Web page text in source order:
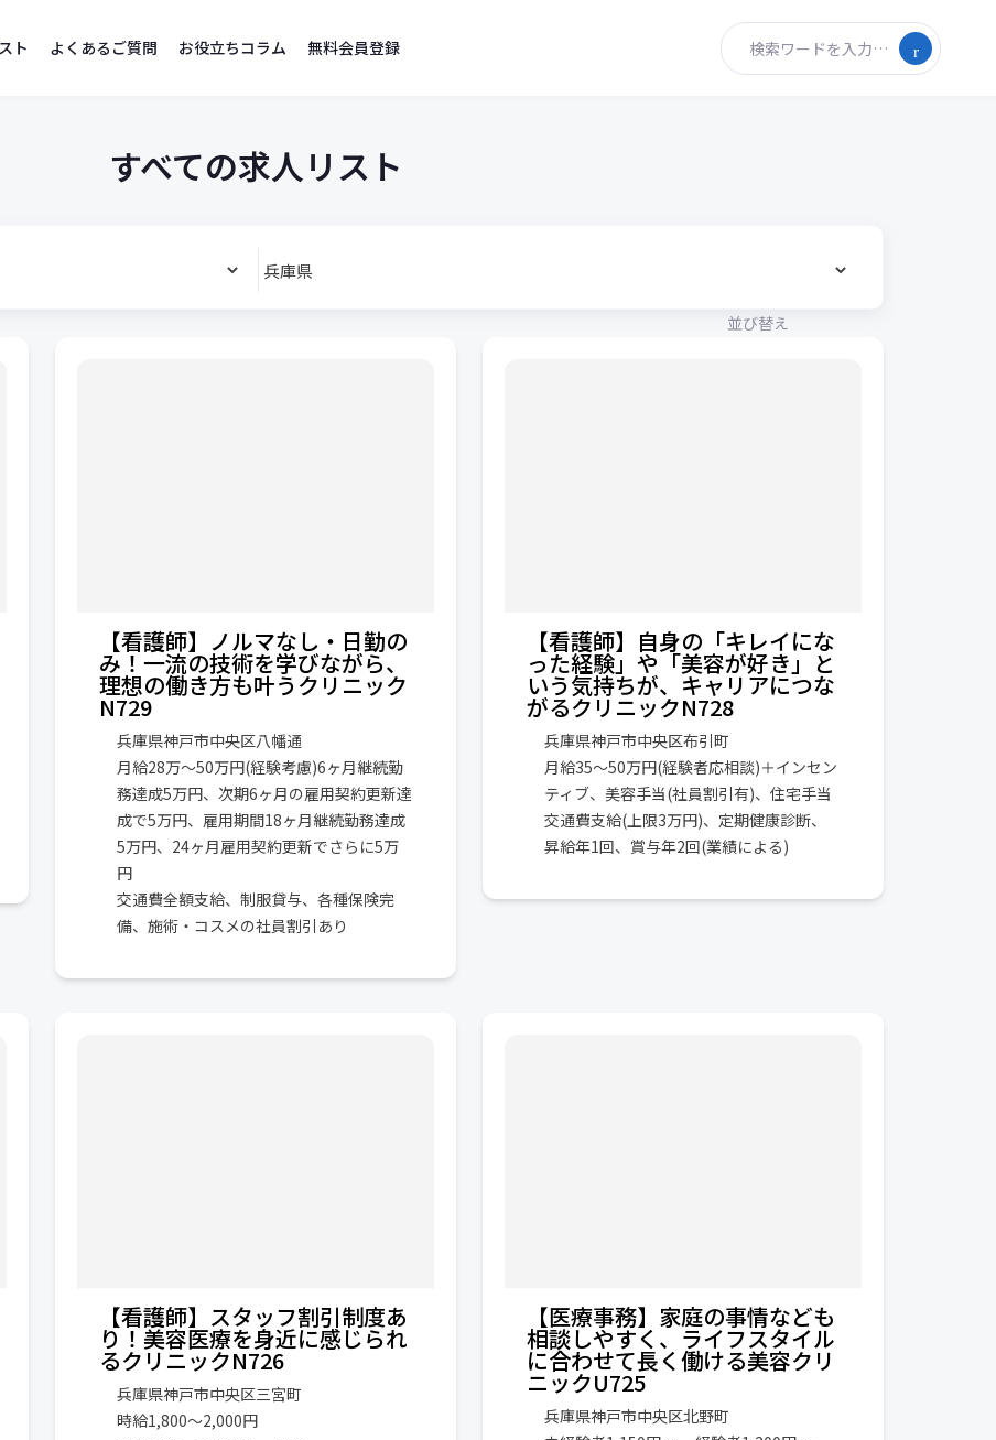
ト よくあるご質問 お役立ちコラム 無料会員登録 検索ワードを入力…
すべての求人リスト
並び替え
【看護師】ノルマなし・日勤の
み！一流の技術を学びながら、
理想の働き方も叶うクリニック
N729
兵庫県神戸市中央区八幡通
月給28万〜50万円(経験考慮)6ヶ月継続勤
務達成5万円、次期6ヶ月の雇用契約更新達
成で5万円、雇用期間18ヶ月継続勤務達成
5万円、24ヶ月雇用契約更新でさらに5万
円
交通費全額支給、制服貸与、各種保険完
備、施術・コスメの社員割引あり
【看護師】自身の「キレイにな
った経験」や「美容が好き」と
いう気持ちが、キャリアにつな
がるクリニックN728
兵庫県神戸市中央区布引町
月給35～50万円(経験者応相談)＋インセン
ティブ、美容手当(社員割引有)、住宅手当
交通費支給(上限3万円)、定期健康診断、
昇給年1回、賞与年2回(業績による)
【看護師】スタッフ割引制度あ
り！美容医療を身近に感じられ
るクリニックN726
兵庫県神戸市中央区三宮町
時給1,800～2,000円
【医療事務】家庭の事情なども
相談しやすく、ライフスタイル
に合わせて長く働ける美容クリ
ニックU725
兵庫県神戸市中央区北野町